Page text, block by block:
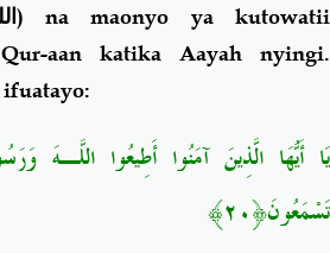
) na maonyo ya kutowatii
aan katika Aayah nyingi.
يَا أَيُّهَا الَّذِينَ آمَنُوا أَطِيعُوا اللَّـهَ
تَسْمَعُونَ﴿٢٠﴾